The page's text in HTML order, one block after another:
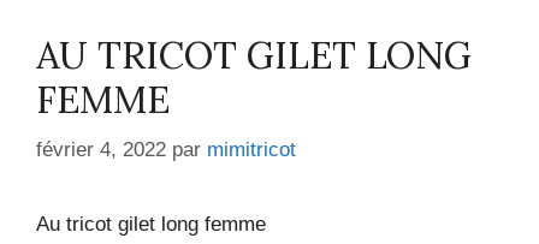
AU TRICOT GILET LONG
FEMME
février 4, 2022 par mimitricot
Au tricot gilet long femme